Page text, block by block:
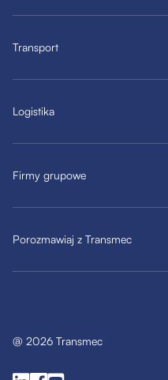
Transport
Logistika
Firmy grupowe
Porozmawiaj z Transmec
@ 2026 Transmec